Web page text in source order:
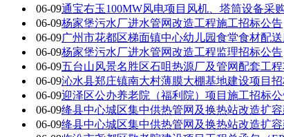
06-09通宝右玉100MW风电项目风机、塔筒设备采
06-09杨家堡污水厂进水管网改造工程施工招标公告
06-09广州市花都区梯面镇中心幼儿园食堂食材配
06-09杨家堡污水厂进水管网改造工程监理招标公告
06-09五台山风景名胜区石咀热源厂及管网配套工
06-09沁水县郑庄镇南大村薄膜大棚基地建设项目
06-09迎泽区公办养老院（福利院）项目施工招标
06-09绛县中心城区集中供热管网及换热站改造扩
06-09绛县中心城区集中供热管网及换热站改造扩